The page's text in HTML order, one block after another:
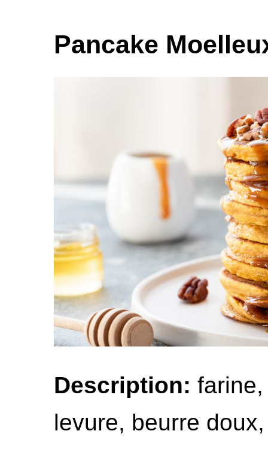
Pancake
Description:
levure, beurre